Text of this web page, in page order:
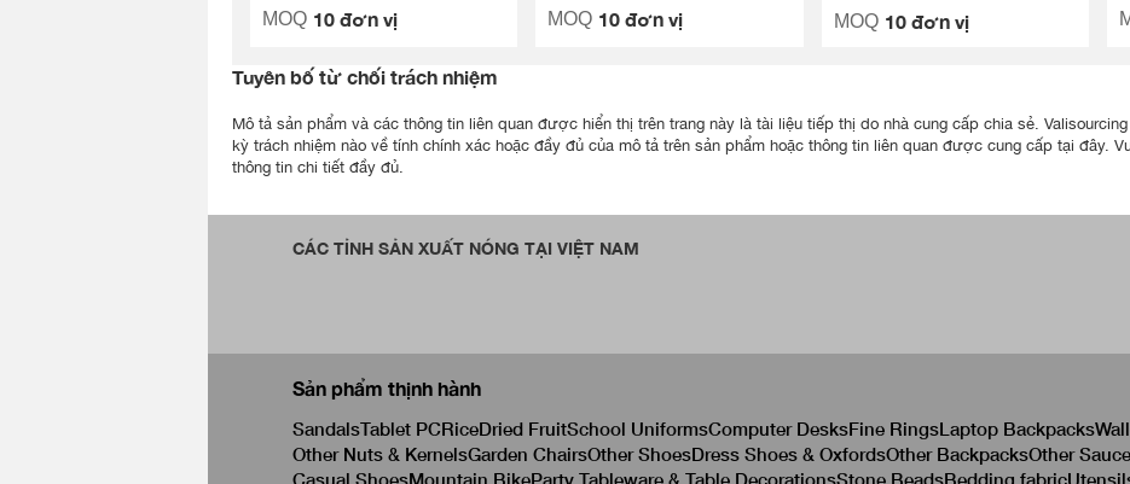
MOQ 10 đơn vị
MOQ 10 đơn vị
MOQ 10 đơn vị
Tuyên bố từ chối trách nhiệm
Mô tả sản phẩm và các thông tin liên quan được hiển thị trên trang này là tài liệu tiếp thị do nhà cung cấp chia sẻ.
kỳ trách nhiệm nào về tính chính xác hoặc đầy đủ của mô tả trên sản phẩm hoặc thông tin liên quan được cung cấp tại đây.
thông tin chi tiết đầy đủ.
CÁC TỈNH SẢN XUẤT NÓNG TẠI VIỆT NAM
Sản phẩm thịnh hành
SandalsTablet PCRiceDried FruitSchool UniformsComputer DesksFine RingsLaptop Backpacks
Other Nuts & KernelsGarden ChairsOther ShoesDress Shoes & OxfordsOther BackpacksOther Sauce
Casual ShoesMountain BikeParty Tableware & Table DecorationsStone BeadsBedding fabric